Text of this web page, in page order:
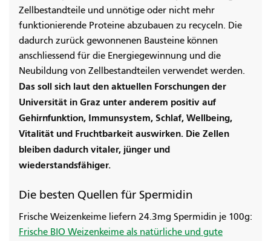
Zellbestandteile und unnötige oder nicht mehr
funktionierende Proteine abzubauen zu recyceln. Die
dadurch zurück gewonnenen Bausteine können
anschliessend für die Energiegewinnung und die
Neubildung von Zellbestandteilen verwendet werden.
Das soll sich laut den aktuellen Forschungen der
Universität in Graz unter anderem positiv auf
Gehirnfunktion, Immunsystem, Schlaf, Wellbeing,
Vitalität und Fruchtbarkeit auswirken. Die Zellen
bleiben dadurch vitaler, jünger und
wiederstandsfähiger.
Die besten Quellen für Spermidin
Frische Weizenkeime liefern 24.3mg Spermidin je 100g:
Frische BIO Weizenkeime als natürliche und gute